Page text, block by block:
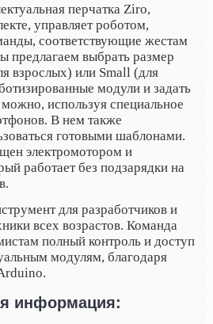
перчатка Ziro,
управляет роботом,
соответствующие жестам
предлагаем выбрать размер
взрослых) или Small (для
модули и задать
используя специальное
В нем также
готовыми шаблонами.
электромотором и
работает без подзарядки на
для разработчиков и
всех возрастов. Команда
полный контроль и доступ
модулям, благодаря
информация: